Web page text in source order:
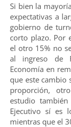
Si bien la
expectativas a
gobierno de
corto plazo. Por
el otro 15% no
al ingreso de
Economía en
que este cambio
proporción,
estudio
Ejecutivo sí es
mientras que el